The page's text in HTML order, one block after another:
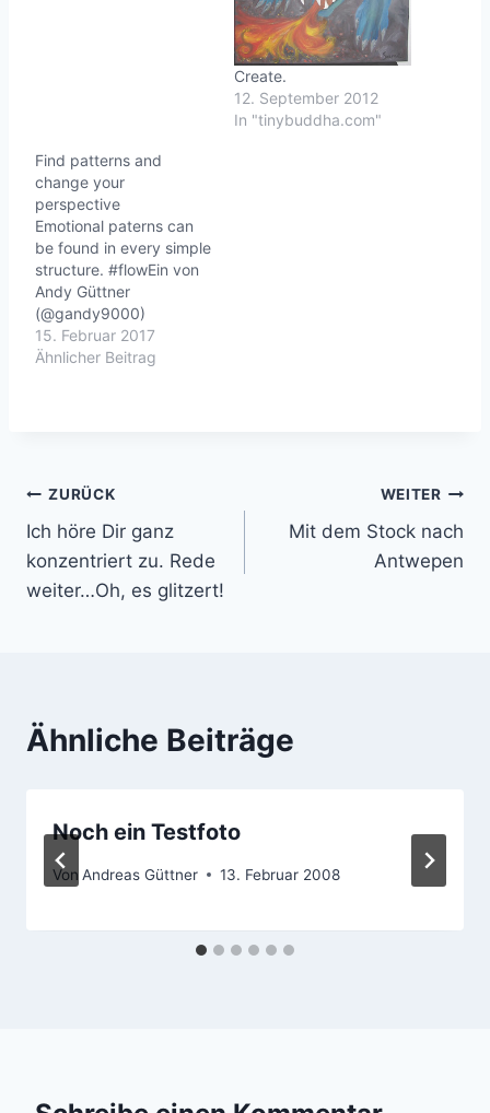
Create.
12. September 2012
In "tinybuddha.com"
Find patterns and
change your
perspective
Emotional paterns can
be found in every simple
structure. #flowEin von
Andy Güttner
(@gandy9000)
gepostetes Foto am 13.
Dez 2016 um 4:00 Uhr
good.www.andy-
www.roninz.de
15. Februar 2017
Ähnlicher Beitrag
Beitragsnavigation
ZURÜCK
Ich höre Dir ganz
konzentriert zu. Rede
weiter…Oh, es glitzert!
WEITER
Mit dem Stock nach
Antwepen
Ähnliche Beiträge
Noch ein Testfoto
Von Andreas Güttner 13. Februar 2008